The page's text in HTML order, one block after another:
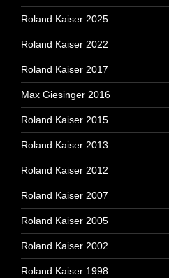
Roland Kaiser 2025
Roland Kaiser 2022
Roland Kaiser 2017
Max Giesinger 2016
Roland Kaiser 2015
Roland Kaiser 2013
Roland Kaiser 2012
Roland Kaiser 2007
Roland Kaiser 2005
Roland Kaiser 2002
Roland Kaiser 1998